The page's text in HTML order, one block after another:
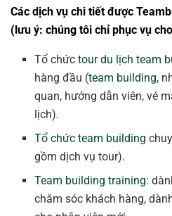
Các dịch vụ chi tiết được
(lưu ý: chúng tôi chỉ phục vụ
Tổ chứctour du lịch team
hàng đầu (team building,
quan, hướng dẫn viên, vé
lịch).
Tổ chức team building
gồm dịch vụ tour).
Team building training:
chăm sóc khách hàng,